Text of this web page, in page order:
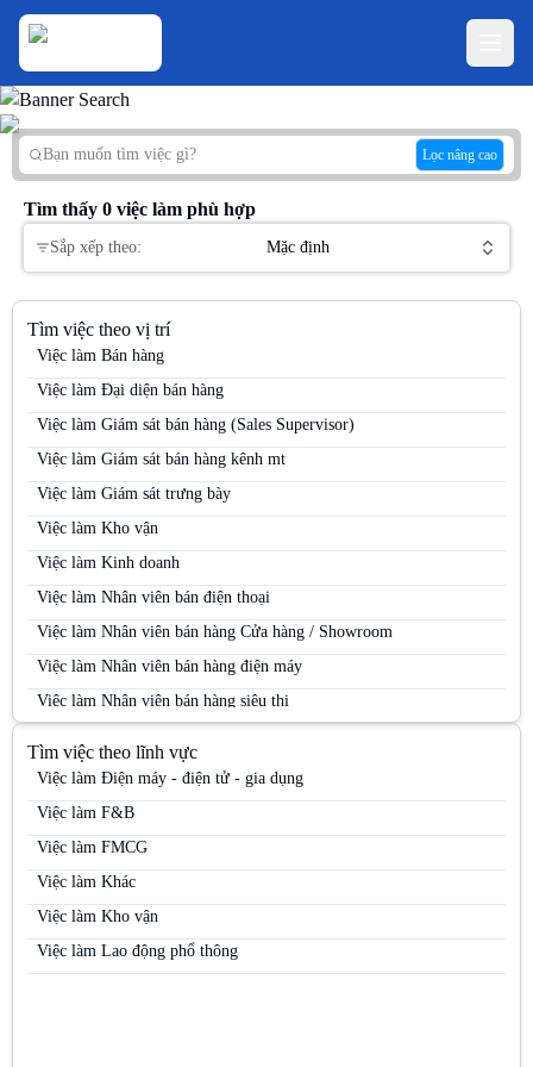
Lọc nâng cao
Tìm thấy 0 việc làm phù hợp
Sắp xếp theo: Mặc định
Tìm việc theo vị trí
Việc làm Bán hàng
Việc làm Đại diện bán hàng
Việc làm Giám sát bán hàng (Sales Supervisor)
Việc làm Giám sát bán hàng kênh mt
Việc làm Giám sát trưng bày
Việc làm Kho vận
Việc làm Kinh doanh
Việc làm Nhân viên bán điện thoại
Việc làm Nhân viên bán hàng Cửa hàng / Showroom
Việc làm Nhân viên bán hàng điện máy
Việc làm Nhân viên bán hàng siêu thị
Việc làm Nhân viên bán hàng trung tâm thương mại
Việc làm Nhân viên kinh doanh
Việc làm Nhân viên kinh doanh điện máy
Việc làm Nhân viên kinh doanh hàng tiêu dùng
Việc làm Nhân viên kinh doanh kênh MT
Việc làm Nhân viên kinh doanh mỹ phẩm
Việc làm Nhân viên kinh doanh thị trường
Tìm việc theo lĩnh vực
Việc làm Điện máy - điện tử - gia dụng
Việc làm F&B
Việc làm FMCG
Việc làm Khác
Việc làm Kho vận
Việc làm Lao động phổ thông